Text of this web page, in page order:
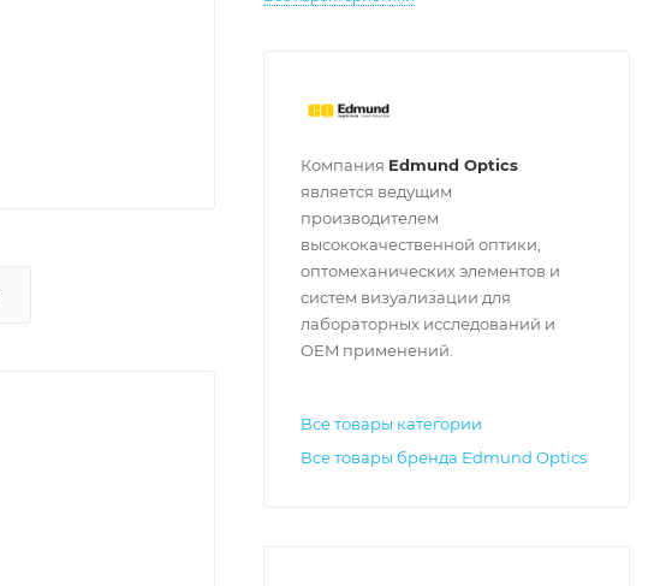
Компания Edmund Optics
является ведущим
производителем
высококачественной оптики,
оптомеханических элементов и
систем визуализации для
лабораторных исследований и
OEM применений.
Все товары категории
Все товары бренда Edmund Optics